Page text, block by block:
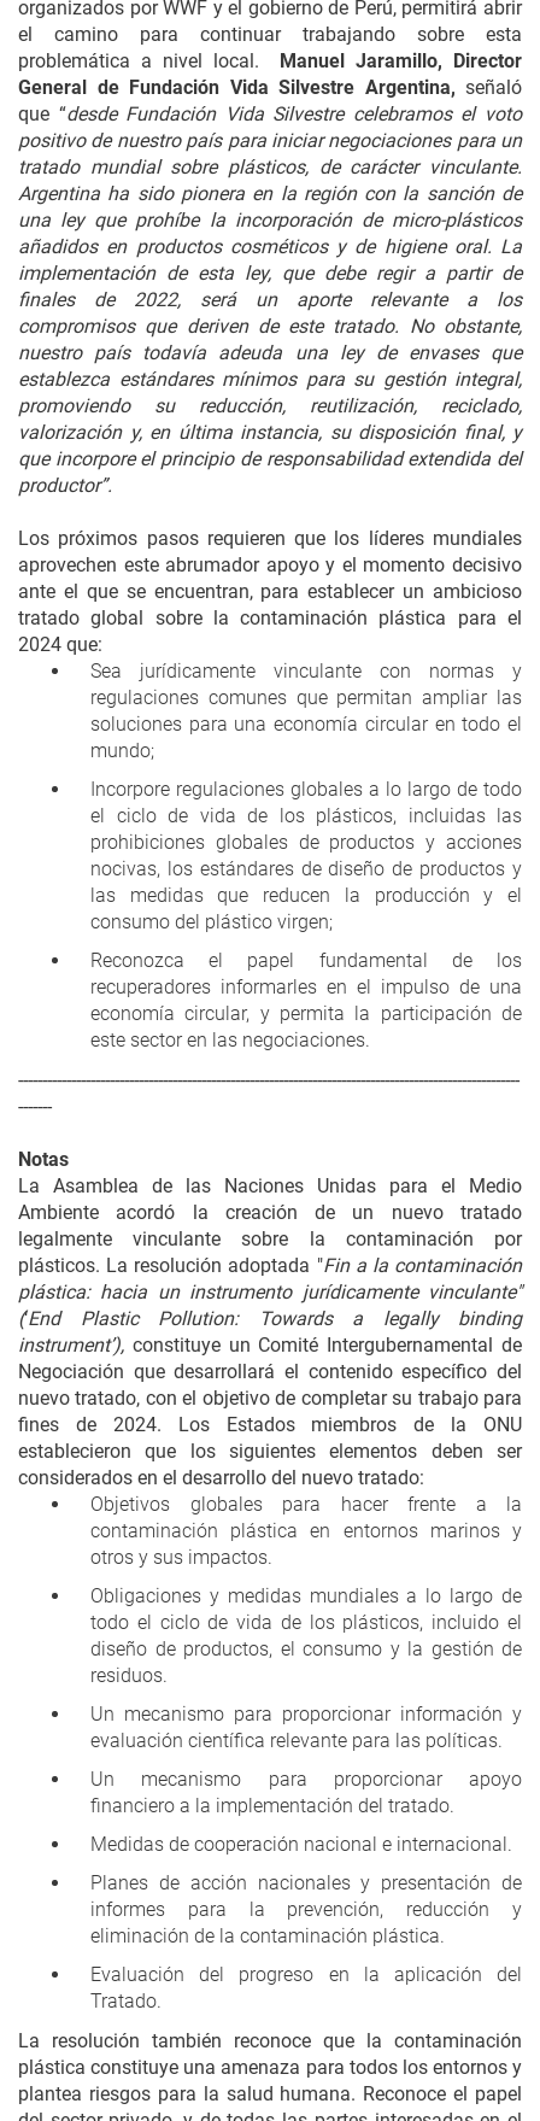
organizados por WWF y el gobierno de Perú, permitirá abrir
el camino para continuar trabajando sobre esta
problemática a nivel local.
Manuel Jaramillo, Director
General de Fundación Vida Silvestre Argentina, señaló
que “desde Fundación Vida Silvestre celebramos el voto
positivo de nuestro país para iniciar negociaciones para un
tratado mundial sobre plásticos, de carácter vinculante.
Argentina ha sido pionera en la región con la sanción de
una ley que prohíbe la incorporación de micro-plásticos
añadidos en productos cosméticos y de higiene oral. La
implementación de esta ley, que debe regir a partir de
finales de 2022, será un aporte relevante a los
compromisos que deriven de este tratado. No obstante,
nuestro país todavía adeuda una ley de envases que
establezca estándares mínimos para su gestión integral,
promoviendo su reducción, reutilización, reciclado,
valorización y, en última instancia, su disposición final, y
que incorpore el principio de responsabilidad extendida del
productor”.
Los próximos pasos requieren que los líderes mundiales
aprovechen este abrumador apoyo y el momento decisivo
ante el que se encuentran, para establecer un ambicioso
tratado global sobre la contaminación plástica para el
2024 que:
Sea jurídicamente vinculante con normas y
regulaciones comunes que permitan ampliar las
soluciones para una economía circular en todo el
mundo;
Incorpore regulaciones globales a lo largo de todo
el ciclo de vida de los plásticos, incluidas las
prohibiciones globales de productos y acciones
nocivas, los estándares de diseño de productos y
las medidas que reducen la producción y el
consumo del plástico virgen;
Reconozca el papel fundamental de los
recuperadores informarles en el impulso de una
economía circular, y permita la participación de
este sector en las negociaciones.
--------------------------------------------------------------------------------------------------------
-------
Notas
La Asamblea de las Naciones Unidas para el Medio
Ambiente acordó la creación de un nuevo tratado
legalmente vinculante sobre la contaminación por
plásticos. La resolución adoptada "Fin a la contaminación
plástica: hacia un instrumento jurídicamente vinculante"
(‘End Plastic Pollution: Towards a legally binding
instrument’), constituye un Comité Intergubernamental de
Negociación que desarrollará el contenido específico del
nuevo tratado, con el objetivo de completar su trabajo para
fines de 2024. Los Estados miembros de la ONU
establecieron que los siguientes elementos deben ser
considerados en el desarrollo del nuevo tratado:
Objetivos globales para hacer frente a la
contaminación plástica en entornos marinos y
otros y sus impactos.
Obligaciones y medidas mundiales a lo largo de
todo el ciclo de vida de los plásticos, incluido el
diseño de productos, el consumo y la gestión de
residuos.
Un mecanismo para proporcionar información y
evaluación científica relevante para las políticas.
Un mecanismo para proporcionar apoyo
financiero a la implementación del tratado.
Medidas de cooperación nacional e internacional.
Planes de acción nacionales y presentación de
informes para la prevención, reducción y
eliminación de la contaminación plástica.
Evaluación del progreso en la aplicación del
Tratado.
La resolución también reconoce que la contaminación
plástica constituye una amenaza para todos los entornos y
plantea riesgos para la salud humana. Reconoce el papel